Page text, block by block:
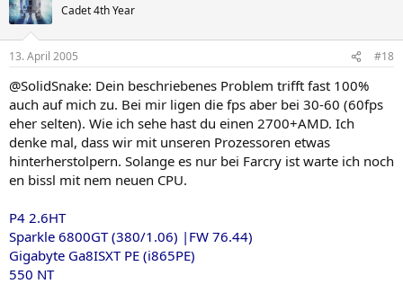
Cadet 4th Year
13. April 2005 #18
@SolidSnake: Dein beschriebenes Problem trifft fast 100%
auch auf mich zu. Bei mir ligen die fps aber bei 30-60 (60fps
eher selten). Wie ich sehe hast du einen 2700+AMD. Ich
denke mal, dass wir mit unseren Prozessoren etwas
hinterherstolpern. Solange es nur bei Farcry ist warte ich noch
en bissl mit nem neuen CPU.
P4 2.6HT
Sparkle 6800GT (380/1.06) |FW 76.44)
Gigabyte Ga8ISXT PE (i865PE)
550 NT